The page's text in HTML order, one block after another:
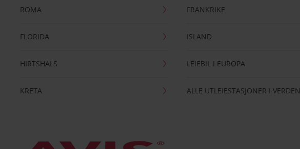
ROMA
FLORIDA
HIRTSHALS
KRETA
FRANKRIKE
ISLAND
LEIEBIL I EUROPA
ALLE UTLEIESTASJONER I VERDEN